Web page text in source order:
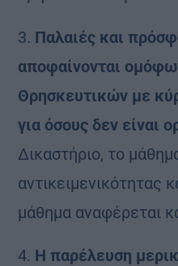
3. Παλαιές και
αποφαίνονται
Θρησκευτικών με
για όσους δεν είναι
Δικαστήριο, το
αντικειμενικότητας
μάθημα αναφέρεται
4. Η παρέλευση